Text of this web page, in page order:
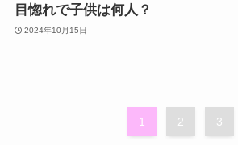
目惚れで子供は何人？
2024年10月15日
1 2 3